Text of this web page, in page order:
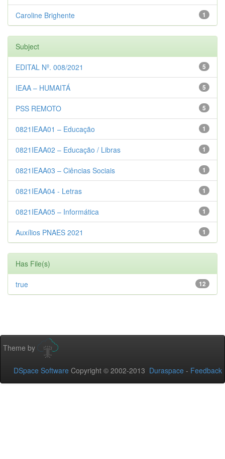
1
Caroline Brighente
Subject
5
EDITAL Nº. 008/2021
5
IEAA – HUMAITÁ
5
PSS REMOTO
1
0821IEAA01 – Educação
1
0821IEAA02 – Educação / Libras
1
0821IEAA03 – Ciências Sociais
1
0821IEAA04 - Letras
1
0821IEAA05 – Informática
1
Auxílios PNAES 2021
Has File(s)
12
true
Theme by
DSpace Software Copyright © 2002-2013 Duraspace - Feedback